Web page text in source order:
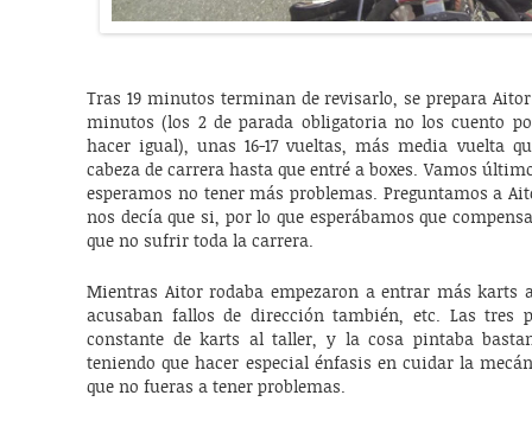
Tras 19 minutos terminan de revisarlo, se prepara
minutos (los 2 de parada obligatoria no los cuento
hacer igual), unas 16-17 vueltas, más media vuelta
cabeza de carrera hasta que entré a boxes. Vamos
esperamos no tener más problemas. Preguntamos a
nos decía que si, por lo que esperábamos que
que no sufrir toda la carrera.
Mientras Aitor rodaba empezaron a entrar más karts
acusaban fallos de dirección también, etc. Las tres
constante de karts al taller, y la cosa pintaba
teniendo que hacer especial énfasis en cuidar la
que no fueras a tener problemas.